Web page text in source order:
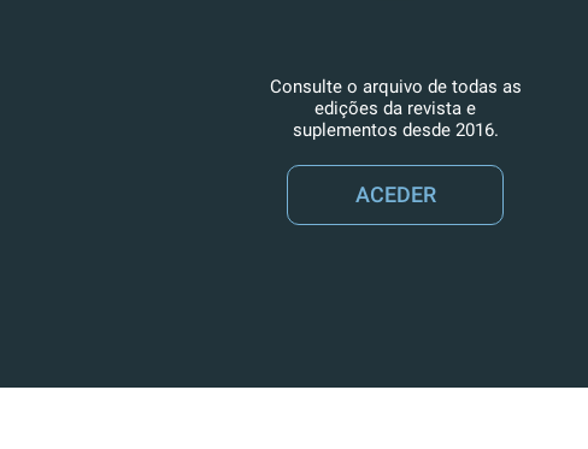
Consulte o arquivo de todas as
edições da revista e
suplementos desde 2016.
ACEDER